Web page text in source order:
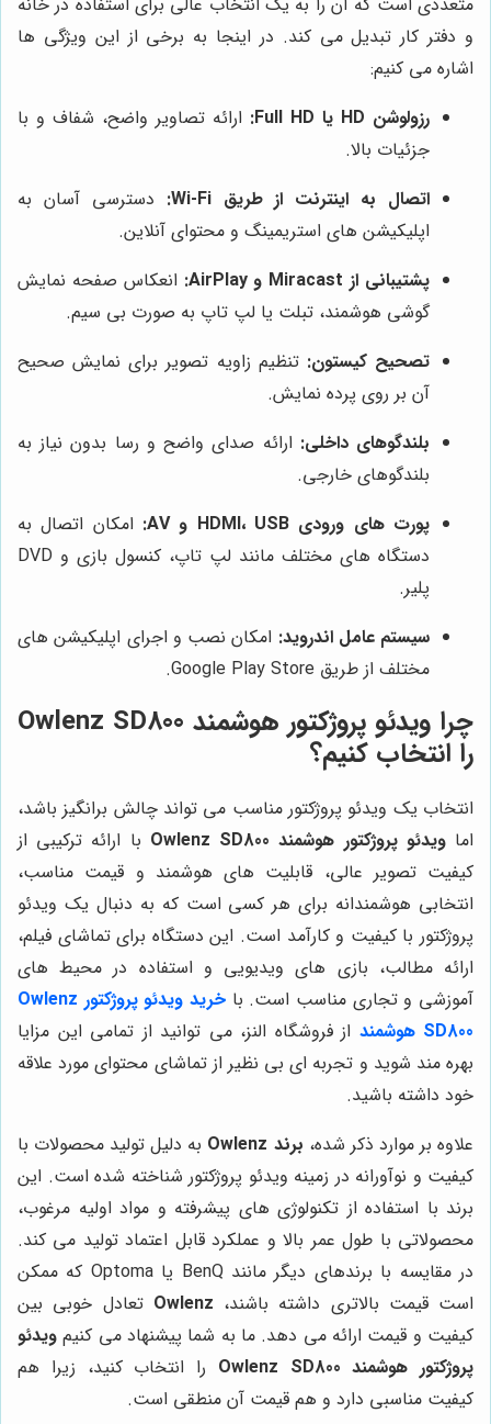
و دفتر کار تبدیل می کند. در اینجا به برخی از این ویژگی ها
اشاره می کنیم:
رزولوشن HD یا Full HD:
ارائه تصاویر واضح، شفاف و با
جزئیات بالا.
اتصال به اینترنت از طریق Wi-Fi:
دسترسی آسان به
اپلیکیشن های استریمینگ و محتوای آنلاین.
پشتیبانی از Miracast و AirPlay:
انعکاس صفحه نمایش
گوشی هوشمند، تبلت یا لپ تاپ به صورت بی سیم.
تصحیح کیستون: تنظیم زاویه تصویر برای نمایش صحیح
آن بر روی پرده نمایش.
بلندگوهای داخلی: ارائه صدای واضح و رسا بدون نیاز به
بلندگوهای خارجی.
پورت های ورودی HDMI، USB و AV:
امکان اتصال به
دستگاه های مختلف مانند لپ تاپ، کنسول بازی و DVD
پلیر.
سیستم عامل اندروید: امکان نصب و اجرای اپلیکیشن های
مختلف از طریق Google Play Store.
چرا ویدئو پروژکتور هوشمند Owlenz SD800
را انتخاب کنیم؟
انتخاب یک ویدئو پروژکتور مناسب می تواند چالش برانگیز باشد،
اماویدئو پروژکتور هوشمند Owlenz SD800
با ارائه ترکیبی از
کیفیت تصویر عالی، قابلیت های هوشمند و قیمت مناسب،
انتخابی هوشمندانه برای هر کسی است که به دنبال یک ویدئو
پروژکتور با کیفیت و کارآمد است. این دستگاه برای تماشای فیلم،
ارائه مطالب، بازی های ویدیویی و استفاده در محیط های
آموزشی و تجاری مناسب است. با
خرید ویدئو پروژکتور Owlenz
SD800 هوشمند
از فروشگاه النز، می توانید از تمامی این مزایا
بهره مند شوید و تجربه ای بی نظیر از تماشای محتوای مورد علاقه
خود داشته باشید.
علاوه بر موارد ذکر شده، برند Owlenz
به دلیل تولید محصولات با
کیفیت و نوآورانه در زمینه ویدئو پروژکتور شناخته شده است. این
برند با استفاده از تکنولوژی های پیشرفته و مواد اولیه مرغوب،
محصولاتی با طول عمر بالا و عملکرد قابل اعتماد تولید می کند.
در مقایسه با برندهای دیگر مانند BenQ یا Optoma که ممکن
است قیمت بالاتری داشته باشند، Owlenz تعادل خوبی بین
کیفیت و قیمت ارائه می دهد. ما به شما پیشنهاد می کنیم ویدئو
پروژکتور هوشمند Owlenz SD800
را انتخاب کنید، زیرا هم
کیفیت مناسبی دارد و هم قیمت آن منطقی است.